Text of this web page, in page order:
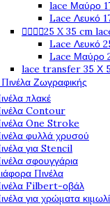
lace Μαύρο
Lace Λευκό
25 X 35 cm
Lace Λευκό
Lace Μαύρο
lace transfer 35 Χ
Ζωγραφικής
πλακέ
Contour
One Stroke
φυλλά χρυσού
για Stencil
σφουγγάρια
Πινέλα
Filbert-οβάλ
για χρώματα